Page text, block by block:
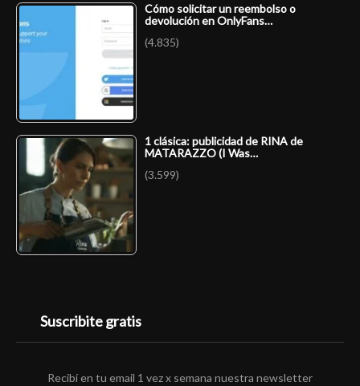
Cómo solicitar un reembolso o
devolución en OnlyFans…
(4.835)
1 clásica: publicidad de RINA de
MATARAZZO (I Was…
(3.599)
Suscribite gratis
Recibí en tu email 1 vez x semana nuestra newsletter